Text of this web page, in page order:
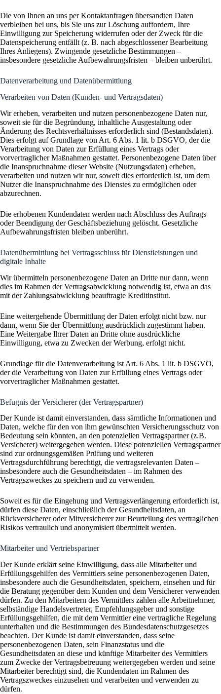
Die von Ihnen an uns per Kontaktanfragen übersandten Daten
verbleiben bei uns, bis Sie uns zur Löschung auffordern, Ihre
Einwilligung zur Speicherung widerrufen oder der Zweck für die
Datenspeicherung entfällt (z. B. nach abgeschlossener Bearbeitung
Ihres Anliegens). Zwingende gesetzliche Bestimmungen –
insbesondere gesetzliche Aufbewahrungsfristen – bleiben unberührt.
Datenverarbeitung und Datenübermittlung
Verarbeiten von Daten (Kunden- und Vertragsdaten)
Wir erheben, verarbeiten und nutzen personenbezogene Daten nur,
soweit sie für die Begründung, inhaltliche Ausgestaltung oder
Änderung des Rechtsverhältnisses erforderlich sind (Bestandsdaten).
Dies erfolgt auf Grundlage von Art. 6 Abs. 1 lit. b DSGVO, der die
Verarbeitung von Daten zur Erfüllung eines Vertrags oder
vorvertraglicher Maßnahmen gestattet. Personenbezogene Daten über
die Inanspruchnahme dieser Website (Nutzungsdaten) erheben,
verarbeiten und nutzen wir nur, soweit dies erforderlich ist, um dem
Nutzer die Inanspruchnahme des Dienstes zu ermöglichen oder
abzurechnen.
Die erhobenen Kundendaten werden nach Abschluss des Auftrags
oder Beendigung der Geschäftsbeziehung gelöscht. Gesetzliche
Aufbewahrungsfristen bleiben unberührt.
Daten­übermittlung bei Vertragsschluss für Dienstleistungen und
digitale Inhalte
Wir übermitteln personenbezogene Daten an Dritte nur dann, wenn
dies im Rahmen der Vertragsabwicklung notwendig ist, etwa an das
mit der Zahlungsabwicklung beauftragte Kreditinstitut.
Eine weitergehende Übermittlung der Daten erfolgt nicht bzw. nur
dann, wenn Sie der Übermittlung ausdrücklich zugestimmt haben.
Eine Weitergabe Ihrer Daten an Dritte ohne ausdrückliche
Einwilligung, etwa zu Zwecken der Werbung, erfolgt nicht.
Grundlage für die Datenverarbeitung ist Art. 6 Abs. 1 lit. b DSGVO,
der die Verarbeitung von Daten zur Erfüllung eines Vertrags oder
vorvertraglicher Maßnahmen gestattet.
Befugnis der Versicherer (der Vertragspartner)
Der Kunde ist damit einverstanden, dass sämtliche Informationen und
Daten, welche für den von ihm gewünschten Versicherungsschutz von
Bedeutung sein könnten, an den potenziellen Vertragspartner (z.B.
Versicherer) weitergegeben werden. Diese potenziellen Vertragspartner
sind zur ordnungsgemäßen Prüfung und weiteren
Vertragsdurchführung berechtigt, die vertragsrelevanten Daten –
insbesondere auch die Gesundheitsdaten – im Rahmen des
Vertragszweckes zu speichern und zu verwenden.
Soweit es für die Eingehung und Vertragsverlängerung erforderlich ist,
dürfen diese Daten, einschließlich der Gesundheitsdaten, an
Rückversicherer oder Mitversicherer zur Beurteilung des vertraglichen
Risikos vertraulich und anonymisiert übermittelt werden.
Mitarbeiter und Vertriebspartner
Der Kunde erklärt seine Einwilligung, dass alle Mitarbeiter und
Erfüllungsgehilfen des Vermittlers seine personenbezogenen Daten,
insbesondere auch die Gesundheitsdaten, speichern, einsehen und für
die Beratung gegenüber dem Kunden und dem Versicherer verwenden
dürfen. Zu den Mitarbeitern des Vermittlers zählen alle Arbeitnehmer,
selbständige Handelsvertreter, Empfehlungsgeber und sonstige
Erfüllungsgehilfen, die mit dem Vermittler eine vertragliche Regelung
unterhalten und die Bestimmungen des Bundesdatenschutzgesetzes
beachten. Der Kunde ist damit einverstanden, dass seine
personenbezogenen Daten, sein Finanzstatus und die
Gesundheitsdaten an diese und künftige Mitarbeiter des Vermittlers
zum Zwecke der Vertragsbetreuung weitergegeben werden und seine
Mitarbeiter berechtigt sind, die Kundendaten im Rahmen des
Vertragszweckes einzusehen und verarbeiten und verwenden zu
dürfen.